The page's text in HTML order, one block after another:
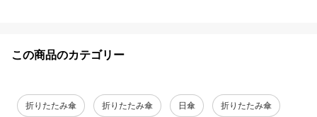
この商品のカテゴリー
折りたたみ傘 折りたたみ傘 日傘 折りたたみ傘